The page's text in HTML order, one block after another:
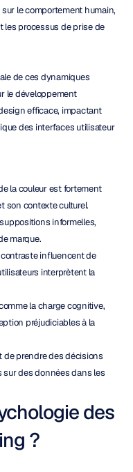
le comportement humain,
les processus de prise de
de ces dynamiques
le développement
efficace, impactant
des interfaces utilisateur
la couleur est fortement
son contexte culturel.
informelles,
marque.
influencent de
interprètent la
la charge cognitive,
préjudiciables à la
prendre des décisions
des données dans les
des
?